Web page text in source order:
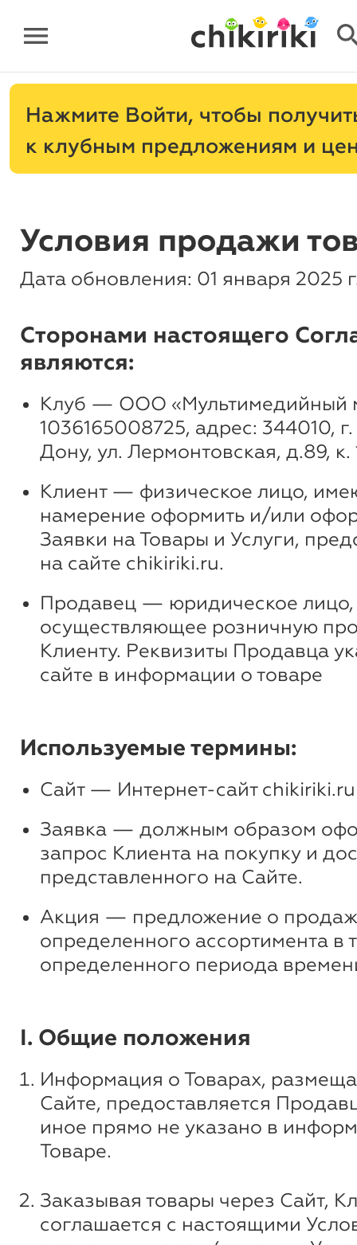
menu
Нажмите
, чтобы
к клубным предложениям и
Условия продажи
Дата обновления: 01 января 2025
Сторонами настоящего
являются:
Клуб — ООО «Мультимедийный
1036165008725, адрес: 344010,
Дону, ул. Лермонтовская, д.89, к.
Клиент — физическое лицо,
намерение оформить и/или
Заявки на Товары и Услуги,
на сайте chikiriki.ru.
Продавец — юридическое лицо,
осуществляющее розничную
Клиенту. Реквизиты Продавца
сайте в информации о товаре
Используемые термины:
Сайт — Интернет-сайт chikiriki.ru
Заявка — должным образом
запрос Клиента на покупку и
представленного на Сайте.
Акция — предложение о
определенного ассортимента в
определенного периода
I. Общие положения
Информация о Товарах,
Сайте, предоставляется
иное прямо не указано в
Товаре.
Заказывая товары через Сайт,
соглашается с настоящими